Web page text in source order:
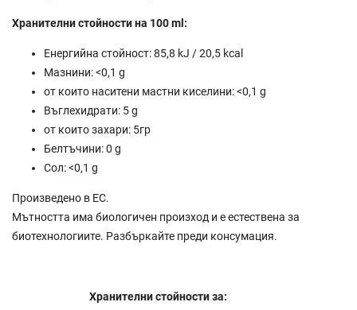
Хранителни стойности на 100 ml:
Енергийна стойност: 85,8 kJ / 20,5 kcal
Мазнини: <0,1 g
от които наситени мастни киселини: <0,1 g
Въглехидрати: 5 g
от които захари: 5гр
Белтъчини: 0 g
Сол: <0,1 g
Произведено в ЕС.
Мътността има биологичен произход и е естествена за
биотехнологиите. Разбъркайте преди консумация.
Хранителни стойности за: